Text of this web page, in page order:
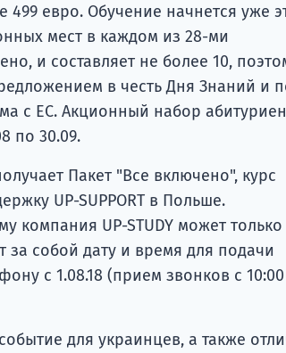
499 евро. Обучение начнется уже
мест в каждом из 28-ми
и составляет не более 10,
в честь Дня Знаний и
с ЕС. Акционный набор
по 30.09.
Пакет "Все включено", курс
UP-SUPPORT в Польше.
компания UP-STUDY может только
за собой дату и время для подачи
с 1.08.18 (прием звонков с
для украинцев, а также